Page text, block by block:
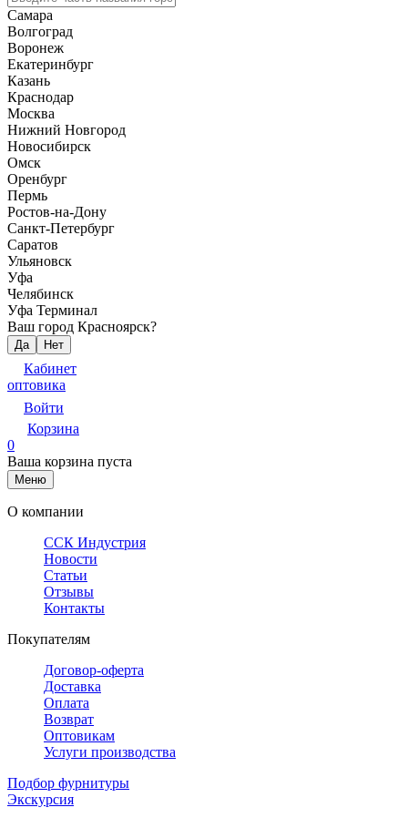
Самара
Волгоград
Воронеж
Екатеринбург
Казань
Краснодар
Москва
Нижний Новгород
Новосибирск
Омск
Оренбург
Пермь
Ростов-на-Дону
Санкт-Петербург
Саратов
Ульяновск
Уфа
Челябинск
Уфа Терминал
Ваш город Красноярск?
Да Нет
Кабинет
оптовика
Войти
Корзина
0
Ваша корзина пуста
Меню
О компании
ССК Индустрия
Новости
Статьи
Отзывы
Контакты
Покупателям
Договор-оферта
Доставка
Оплата
Возврат
Оптовикам
Услуги производства
Подбор фурнитуры
Экскурсия